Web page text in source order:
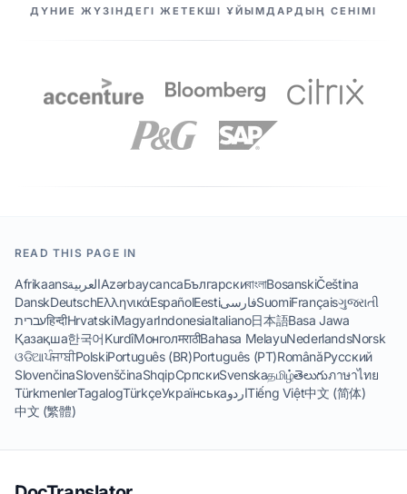
БІЗДІҢ СЕРІКТЕСТЕР
ДҮНИЕ ЖҮЗІНДЕГІ ЖЕТЕКШІ ҰЙЫМДАРДЫҢ СЕНІМІ
READ THIS PAGE IN
AfrikaansالعربيةAzərbaycancaБългарскиবাংলাBosanskiČeština
DanskDeutschΕλληνικάEspañolEestiفارسیSuomiFrançaisગુજરાતી
עבריתहिन्दीHrvatskiMagyarIndonesiaItaliano日本語Basa Jawa
Қазақша한국어KurdîМонголमराठीBahasa MelayuNederlandsNorsk
ଓଡିଆਪੰਜਾਬੀPolskiPortuguês (BR)Português (PT)RomânăРусский
SlovenčinaSlovenščinaShqipСрпскиSvenskaதமிழ்తెలుగుภาษาไทย
TürkmenlerTagalogTürkçeУкраїнськаاردوTiếng Việt中文 (简体)
中文 (繁體)